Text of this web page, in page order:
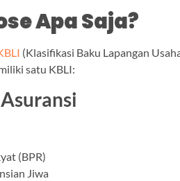
Apa Saja?
(Klasifikasi Baku Lapangan
satu KBLI:
(BPR)
Jiwa